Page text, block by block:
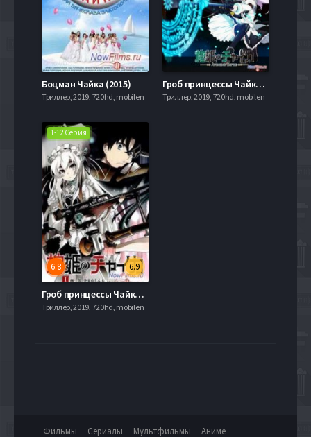
Боцман Чайка (2015)
Триллер, 2019, 720hd, mobilen
Гроб принцессы Чайки / Чайка и гроб (2 Сезон) (2014)
Триллер, 2019, 720hd, mobilen
1-12 Серия
6.9
6.8
Гроб принцессы Чайки / Чайка и гроб (2014)
Триллер, 2019, 720hd, mobilen
Фильмы Сериалы Мультфильмы
Аниме